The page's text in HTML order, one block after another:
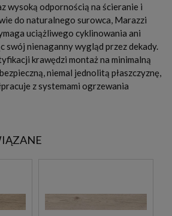
wysoką odpornością na ścieranie i
do naturalnego surowca, Marazzi
uciążliwego cyklinowania ani
swój nienaganny wygląd przez dekady.
krawędzi montaż na minimalną
niemal jednolitą płaszczyznę,
z systemami ogrzewania